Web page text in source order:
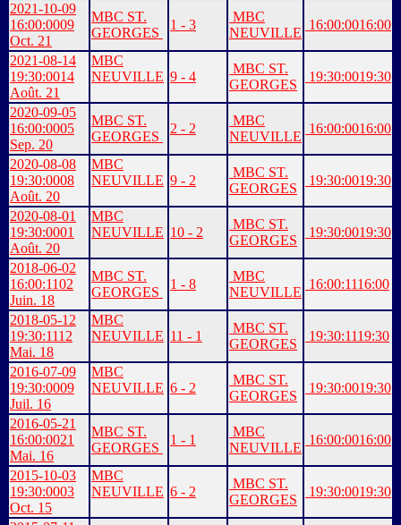
2021-10-09
16:00:0009
Oct. 21
MBC ST.
GEORGES
1 - 3
MBC
NEUVILLE
16:00:0016:00
2021-08-14
19:30:0014
Août. 21
MBC
NEUVILLE 9 - 4
MBC ST.
GEORGES
19:30:0019:30
2020-09-05
16:00:0005
Sep. 20
MBC ST.
GEORGES
2 - 2
MBC
NEUVILLE
16:00:0016:00
2020-08-08
19:30:0008
Août. 20
MBC
NEUVILLE 9 - 2
MBC ST.
GEORGES
19:30:0019:30
2020-08-01
19:30:0001
Août. 20
MBC
NEUVILLE 10 - 2
MBC ST.
GEORGES
19:30:0019:30
2018-06-02
16:00:1102
Juin. 18
MBC ST.
GEORGES
1 - 8
MBC
NEUVILLE
16:00:1116:00
2018-05-12
19:30:1112
Mai. 18
MBC
NEUVILLE 11 - 1
MBC ST.
GEORGES
19:30:1119:30
2016-07-09
19:30:0009
Juil. 16
MBC
NEUVILLE 6 - 2
MBC ST.
GEORGES
19:30:0019:30
2016-05-21
16:00:0021
Mai. 16
MBC ST.
GEORGES
1 - 1
MBC
NEUVILLE
16:00:0016:00
2015-10-03
19:30:0003
Oct. 15
MBC
NEUVILLE 6 - 2
MBC ST.
GEORGES
19:30:0019:30